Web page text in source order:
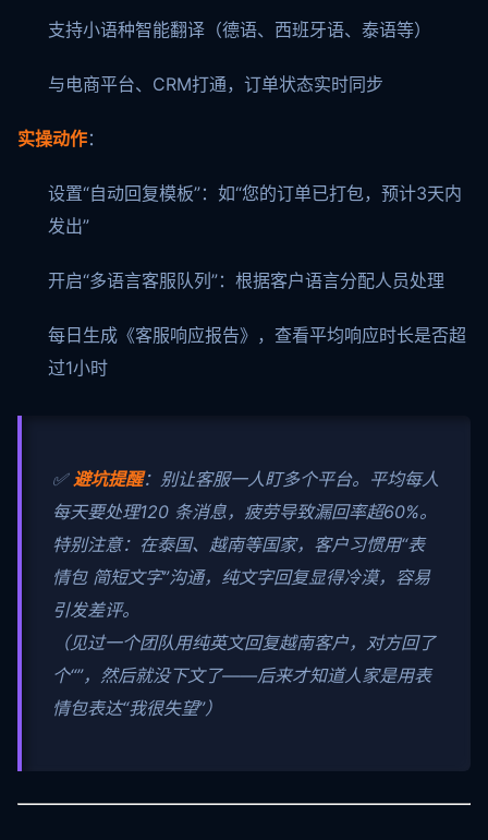
支持小语种智能翻译（德语、西班牙语、泰语等）
与电商平台、CRM打通，订单状态实时同步
实操动作：
设置“自动回复模板”：如“您的订单已打包，预计3天内
发出”
开启“多语言客服队列”：根据客户语言分配人员处理
每日生成《客服响应报告》，查看平均响应时长是否超
过1小时
✅避坑提醒：别让客服一人盯多个平台。平均每人
每天要处理120 条消息，疲劳导致漏回率超60%。
特别注意：在泰国、越南等国家，客户习惯用“表
情包 简短文字”沟通，纯文字回复显得冷漠，容易
引发差评。
（见过一个团队用纯英文回复越南客户，对方回了
个“”，然后就没下文了——后来才知道人家是用表
情包表达“我很失望”）